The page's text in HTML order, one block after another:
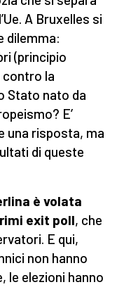
A Bruxelles si
dilemma:
(principio
contro la
Stato nato da
E’
una risposta, ma
di queste
è volata
exit poll, che
E qui,
non hanno
le elezioni hanno